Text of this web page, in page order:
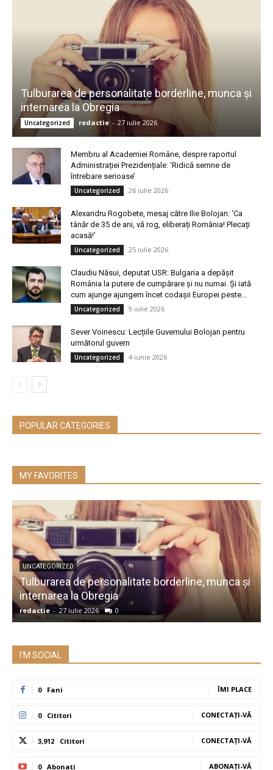
Tulburarea de personalitate borderline, munca și
internarea la Obregia
Uncategorized redactie - 27 iulie 2026
Membru al Academiei Române, despre raportul
Administrației Prezidențiale: ‘Ridică semne de
întrebare serioase’
Uncategorized 26 iulie 2026
Alexandru Rogobete, mesaj către Ilie Bolojan: ‘Ca
tânăr de 35 de ani, vă rog, eliberați România! Plecați
acasă!’
Uncategorized 25 iulie 2026
Claudiu Năsui, deputat USR: Bulgaria a depășit
România la putere de cumpărare și nu numai. Și iată
cum ajunge ajungem încet codașii Europei peste...
Uncategorized 9 iulie 2026
Sever Voinescu: Lecțiile Guvernului Bolojan pentru
următorul guvern
Uncategorized 4 iunie 2026
POPULAR CATEGORIES
MY FAVORITES
UNCATEGORIZED
Tulburarea de personalitate borderline, munca și
internarea la Obregia
redactie - 27 iulie 2026 0
I'M SOCIAL
0 Fani ÎMI PLACE
0 Cititori CONECTAȚI-VĂ
3,912 Cititori CONECTAȚI-VĂ
0 Abonați ABONAȚI-VĂ